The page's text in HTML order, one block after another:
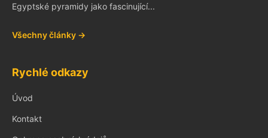
Egyptské pyramidy jako fascinující...
Všechny články →
Rychlé odkazy
Úvod
Kontakt